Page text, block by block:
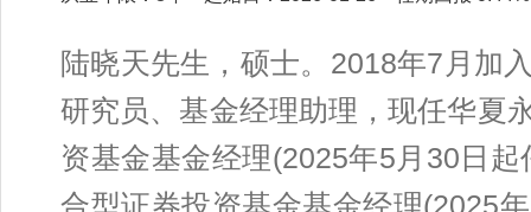
陆晓天先生，硕士。2018年7月加
研究员、基金经理助理，现任华夏
资基金基金经理(2025年5月30日
合型证券投资基金基金经理(2025